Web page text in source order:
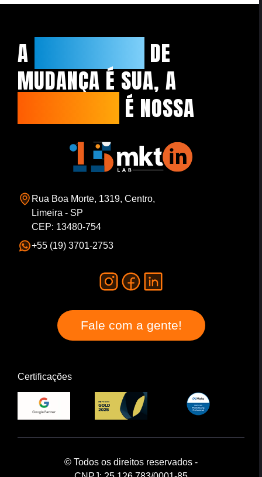
A
DE
MUDANÇA É SUA, A
É NOSSA
Rua Boa Morte, 1319, Centro,
Limeira - SP
CEP: 13480-754
+55 (19) 3701-2753
Fale com a gente!
Certificações
© Todos os direitos reservados -